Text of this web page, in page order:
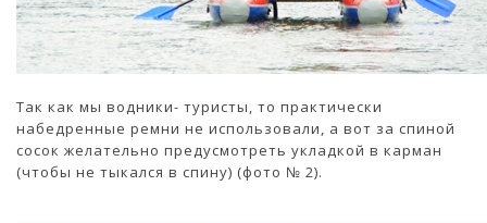
Так как мы водники- туристы, то практически
набедренные ремни не использовали, а вот за спиной
сосок желательно предусмотреть укладкой в карман
(чтобы не тыкался в спину) (фото № 2).